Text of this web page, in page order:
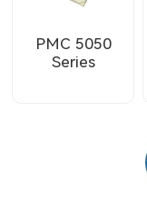
PMC 5050
Series